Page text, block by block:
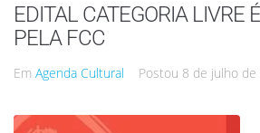
EDITAL CATEGORIA LIVRE
PELA FCC
Em Agenda Cultural Postou 8 de julho de